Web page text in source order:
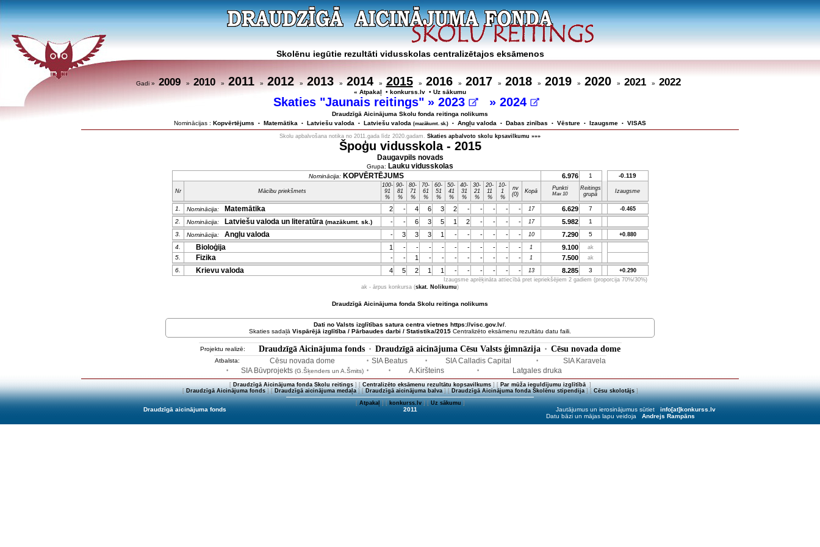
Skolēnu iegūtie rezultāti vidusskolas centralizētajos eksāmenos
Gadi » 2009» 2010» 2011» 2012» 2013» 2014» 2015» 2016» 2017 » 2018» 2019» 2020» 2021» 2022
« Atpakaļ • konkurss.lv • Uz sākumu
Skaties "Jaunais reitings" »2023 » 2024
Draudzīgā Aicinājuma Skolu fonda reitinga nolikums
Nominācijas : Kopvērtējums • Matemātika • Latviešu valoda • Latviešu valoda (mazākumt. sk.) • Angļu valoda • Dabas zinības • Vēsture • Izaugsme • VISAS
Skolu apbalvošana notika no 2011.gada līdz 2020.gadam. Skaties apbalvoto skolu kpsavilkumu »»»
Špoģu vidusskola - 2015
Daugavpils novads
Grupa: Lauku vidusskolas
Nominācija: KOPVĒRTĒJUMS 6.976 1 -0.119
Nr Mācību priekšmets
100-
91
%
90-
81
%
80-
71
%
70-
61
%
60-
51
%
50-
41
%
40-
31
%
30-
21
%
20-
11
%
10-
1
%
nv
(0)
Kopā Punkti
Max 10
Reitings
grupā
Izaugsme
1. Nominācija: Matemātika 2 - 4 6 3 2 - - - - - 17 6.629 7 -0.465
2. Nominācija: Latviešu valoda un literatūra (mazākumt. sk.) - - 6 3 5 1 2 - - - - 17 5.982
1
3.
Nominācija: Angļu valoda - 3 3 3 1 - - - - - - 10 7.290 5 +0.880
4. Bioloģija 1 - - - - - - - - - - 1 9.100 ak
5. Fizika - - 1 - - - - - - - - 1 7.500 ak
6. Krievu valoda 4 5 2 1 1 - - - - - - 13 8.285 3
+0.290
Izaugsme aprēķināta attiecībā pret iepriekšējiem 2 gadiem (proporcija 70%/30%)
ak - ārpus konkursa (skat. Nolikumu)
Draudzīgā Aicinājuma fonda Skolu reitinga nolikums
Dati no Valsts izglītības satura centra vietnes https://visc.gov.lv/
Skaties sadaļā Vispārējā izglītība / Pārbaudes darbi / Statistika/2015 Centralizēto eksāmenu rezultātu datu faili.
Projektu realizē: Draudzīgā Aicinājuma fonds • Draudzīgā aicinājuma Cēsu Valsts ģimnāzija • Cēsu novada dome
Atbalsta: Cēsu novada dome • SIA Beatus • SIA Calladis Capital • SIA Karavela
• SIA Būvprojekts (G.Šķenders un A.Šmits) • • A.Kiršteins • Latgales druka
[ Draudzīgā Aicinājuma fonda Skolu reitings] [ Centralizēto eksāmenu rezultātu kopsavilkums] [ Par mūža ieguldījumu izglītībā ]
[Draudzīgā Aicinājuma fonds] [Draudzīgā aicinājuma medaļa] [Draudzīgā aicinājuma balva] [Draudzīgā Aicinājuma fonda Skolēnu stipendija] [Cēsu skolotājs]
[Atpakaļ] [konkurss.lv] [Uz sākumu]
Draudzīgā aicinājuma fonds 2011 Jautājumus un ierosinājumus sūtiet info[at]konkurss.lv
Datu bāzi un mājas lapu veidoja Andrejs Rampāns